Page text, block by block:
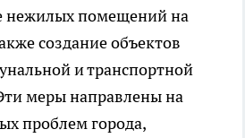
нежилых помещений на
создание объектов
и транспортной
меры направлены на
проблем города,